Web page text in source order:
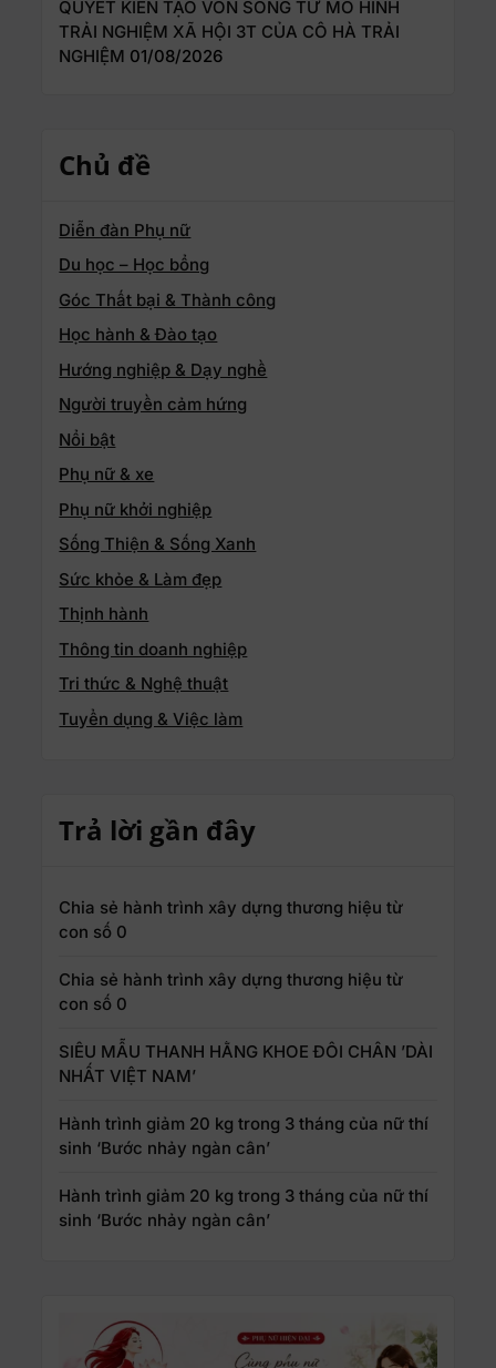
QUYẾT KIẾN TẠO VỐN SỐNG TỪ MÔ HÌNH
TRẢI NGHIỆM XÃ HỘI 3T CỦA CÔ HÀ TRẢI
NGHIỆM 01/08/2026
Chủ đề
Diễn đàn Phụ nữ
Du học – Học bổng
Góc Thất bại & Thành công
Học hành & Đào tạo
Hướng nghiệp & Dạy nghề
Người truyền cảm hứng
Nổi bật
Phụ nữ & xe
Phụ nữ khởi nghiệp
Sống Thiện & Sống Xanh
Sức khỏe & Làm đẹp
Thịnh hành
Thông tin doanh nghiệp
Tri thức & Nghệ thuật
Tuyển dụng & Việc làm
Trả lời gần đây
Chia sẻ hành trình xây dựng thương hiệu từ
con số 0
Chia sẻ hành trình xây dựng thương hiệu từ
con số 0
SIÊU MẪU THANH HẰNG KHOE ĐÔI CHÂN ’DÀI
NHẤT VIỆT NAM’
Hành trình giảm 20 kg trong 3 tháng của nữ thí
sinh ‘Bước nhảy ngàn cân’
Hành trình giảm 20 kg trong 3 tháng của nữ thí
sinh ‘Bước nhảy ngàn cân’